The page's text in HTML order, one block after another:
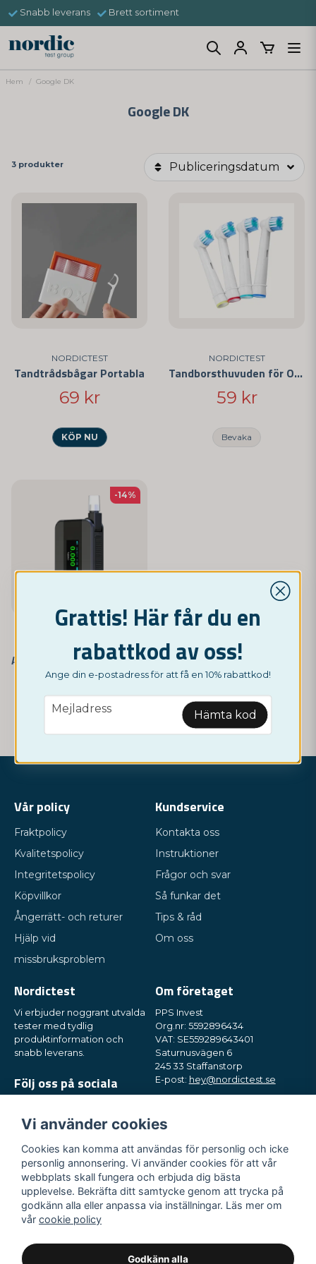
Snabb leverans Brett sortiment
Hem Google DK
Google DK
3 produkter Publiceringsdatum
NORDICTEST
Tandtrådsbågar Portabla
69 kr
KÖP NU
NORDICTEST
Tandborsthuvuden för Oral-B
59 kr
Bevaka
NORDICTEST
Alkoholmätare D1000 med bränslecell
599 kr
-14%
Grattis! Här får du en
rabattkod av oss!
Ange din e-postadress för att få en 10% rabattkod!
email
Mejladress Hämta kod
Vår policy
Fraktpolicy
Kvalitetspolicy
Integritetspolicy
Köpvillkor
Ångerrätt- och returer
Hjälp vid
missbruksproblem
Kundservice
Kontakta oss
Instruktioner
Frågor och svar
Så funkar det
Tips & råd
Om oss
Nordictest
Vi erbjuder noggrant utvalda
tester med tydlig
produktinformation och
snabb leverans.
Följ oss på sociala
Om företaget
PPS Invest
Org.nr: 5592896434
VAT: SE559289643401
Saturnusvägen 6
245 33 Staffanstorp
E-post: hey@nordictest.se
Vi använder cookies
Cookies kan komma att användas för personlig och icke
personlig annonsering. Vi använder cookies för att vår
webbplats skall fungera och erbjuda dig bästa
upplevelse. Bekräfta ditt samtycke genom att trycka på
godkänn alla eller anpassa via inställningar. Läs mer om
vår cookie policy
Godkänn alla